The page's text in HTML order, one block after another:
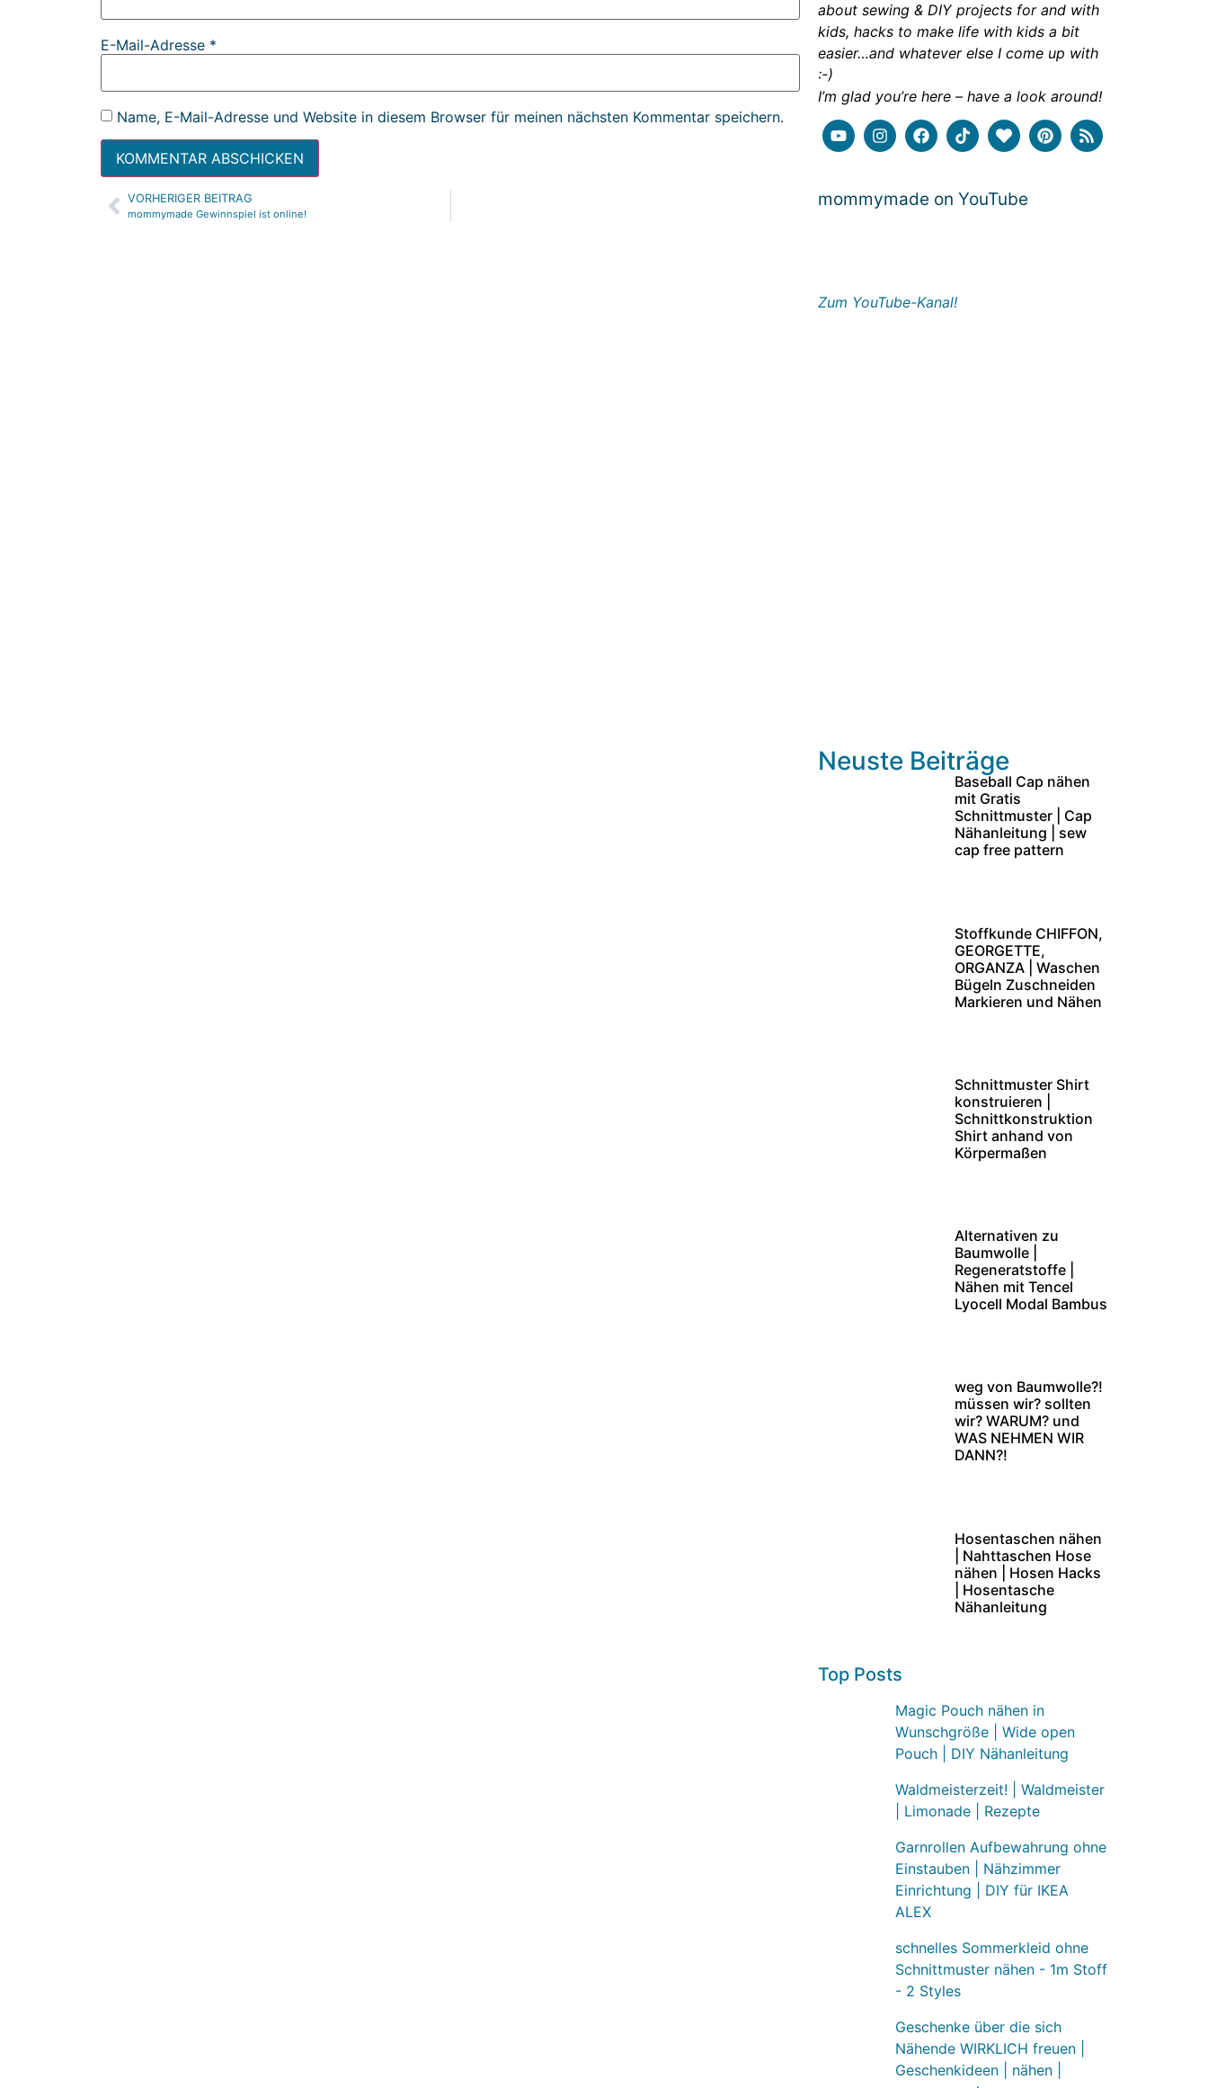
about sewing & DIY projects for and with
kids, hacks to make life with kids a bit
easier…and whatever else I come up with
:-)
I’m glad you’re here – have a look around!
mommymade on YouTube
Zum YouTube-Kanal!
Neuste Beiträge
Baseball Cap nähen
mit Gratis
Schnittmuster | Cap
Nähanleitung | sew
cap free pattern
Stoffkunde CHIFFON,
GEORGETTE,
ORGANZA | Waschen
Bügeln Zuschneiden
Markieren und Nähen
Schnittmuster Shirt
konstruieren |
Schnittkonstruktion
Shirt anhand von
Körpermaßen
Alternativen zu
Baumwolle |
Regeneratstoffe |
Nähen mit Tencel
Lyocell Modal Bambus
weg von Baumwolle?!
müssen wir? sollten
wir? WARUM? und
WAS NEHMEN WIR
DANN?!
Hosentaschen nähen
| Nahttaschen Hose
nähen | Hosen Hacks
| Hosentasche
Nähanleitung
Top Posts
Magic Pouch nähen in
Wunschgröße | Wide open
Pouch | DIY Nähanleitung
Waldmeisterzeit! | Waldmeister
| Limonade | Rezepte
Garnrollen Aufbewahrung ohne
Einstauben | Nähzimmer
Einrichtung | DIY für IKEA
ALEX
schnelles Sommerkleid ohne
Schnittmuster nähen - 1m Stoff
- 2 Styles
Geschenke über die sich
Nähende WIRKLICH freuen |
Geschenkideen | nähen |
E-Mail-Adresse *
Name, E-Mail-Adresse und Website in diesem Browser für meinen nächsten Kommentar speichern.
Alternative:
VORHERIGER BEITRAG
mommymade Gewinnspiel ist online!